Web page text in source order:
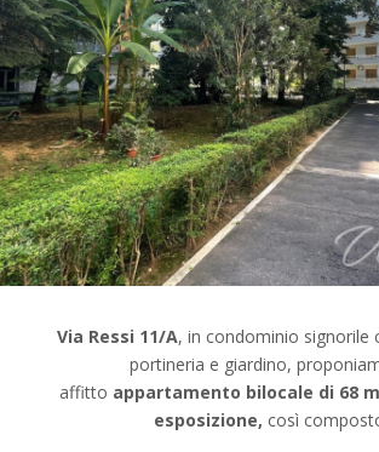
Via Ressi 11/A, in condominio signorile
portineria e giardino,
affitto appartamento bilocale di 68
esposizione, così